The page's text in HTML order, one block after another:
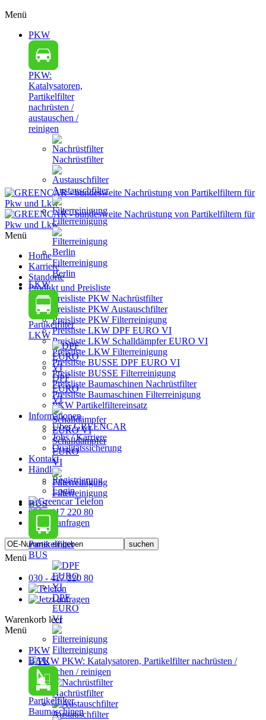
Menü
PKW
PKW:
Katalysatoren,
Partikelfilter
nachrüsten /
austauschen /
reinigen
Nachrüstfilter
Austauschfilter
Filterreinigung
Filterreinigung
Berlin
LKW
Partikelfilter
LKW
DPF
EURO
VI
Schalldämpfer
EURO
VI
Filterreinigung
BUS
Partikelfilter
BUS
DPF
EURO
VI
Filterreinigung
BAU
Partikelfilter
Baumaschinen
Menü
Home
Karriere
Standorte
Produkt und Preisliste
Preisliste PKW Nachrüstfilter
Preisliste PKW Austauschfilter
Preisliste PKW Filterreinigung
Preisliste LKW DPF EURO VI
Preisliste LKW Schalldämpfer EURO VI
Preisliste LKW Filterreinigung
Preisliste BUSSE DPF EURO VI
Preisliste BUSSE Filterreinigung
Preisliste Baumaschinen Nachrüstfilter
Preisliste Baumaschinen Filterreinigung
PKW Partikelfiltereinsatz
Informationen
Über GREENCAR
Jobs / Karriere
Qualitätssicherung
Kontakt
Händler
Registrierung
Login
030 - 417 220 80
Menü
030 - 417 220 80
Warenkorb leer
Menü
PKW
PKW: Katalysatoren, Partikelfilter nachrüsten /
austauschen / reinigen
Nachrüstfilter
Austauschfilter